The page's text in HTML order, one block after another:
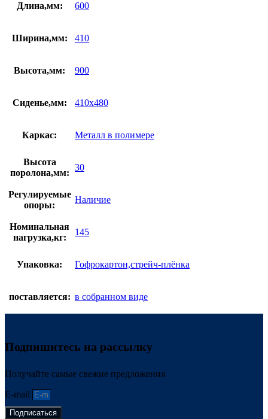
Длина,мм: 600
Ширина,мм: 410
Высота,мм: 900
Сиденье,мм: 410х480
Каркас: Металл в полимере
Высота
поролона,мм:
30
Регулируемые
опоры:
Наличие
Номинальная
нагрузка,кг:
145
Упаковка: Гофрокартон,стрейч-плёнка
поставляется: в собранном виде
Подпишитесь на рассылку
Получайте самые свежие предложения
E-mail
Подписаться